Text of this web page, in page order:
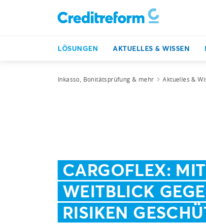
LÖSUNGEN AKTUELLES & WISSEN
Inkasso, Bonitätsprüfung & mehr Aktuelles &
CARGOFLEX: MIT
WEITBLICK
RISIKEN